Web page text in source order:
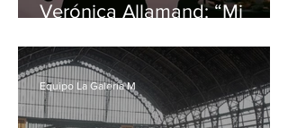
Verónica Allamand: “Mi
muestra más honesta y
auténtica”
Equipo La Galería M